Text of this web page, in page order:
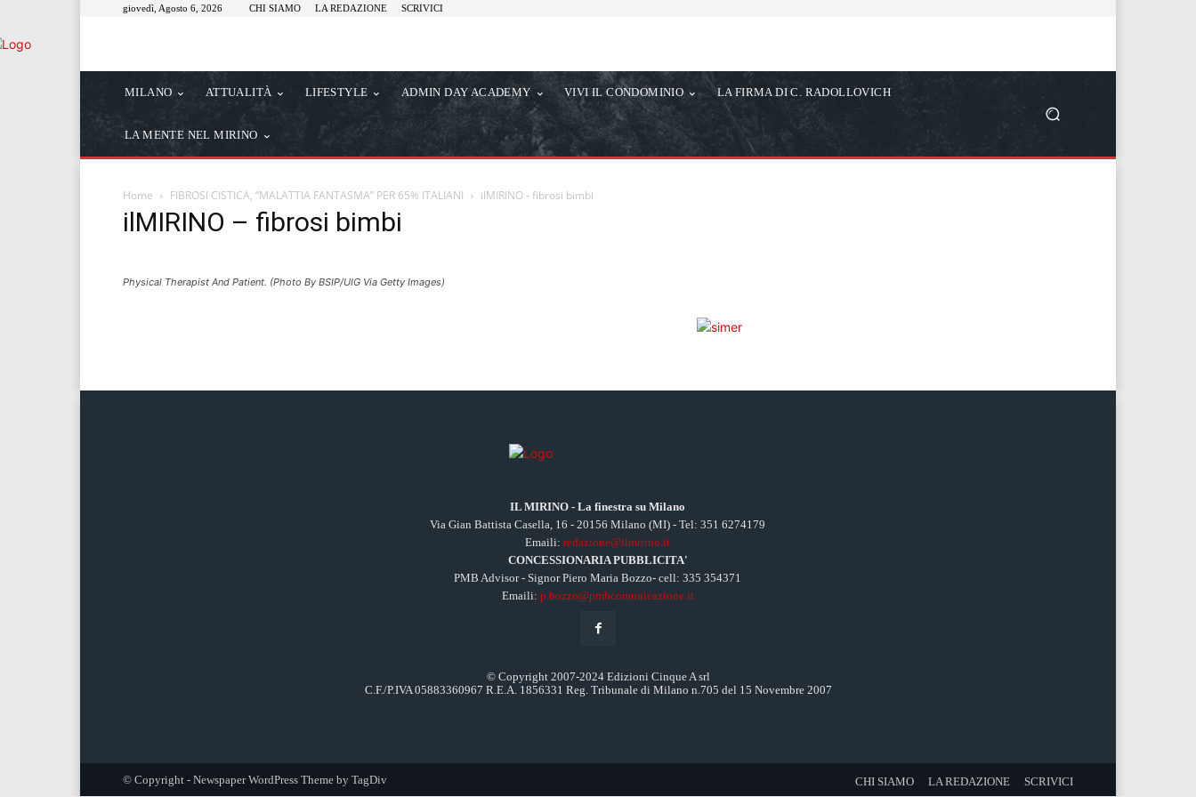
giovedì, Agosto 6, 2026 CHI SIAMO LA REDAZIONE SCRIVICI
MILANO ATTUALITÀ LIFESTYLE ADMIN DAY ACADEMY VIVI IL CONDOMINIO LA FIRMA DI C. RADOLLOVICH
LA MENTE NEL MIRINO
Home FIBROSI CISTICA, “MALATTIA FANTASMA” PER 65% ITALIANI ilMIRINO - fibrosi bimbi
ilMIRINO – fibrosi bimbi
Physical Therapist And Patient. (Photo By BSIP/UIG Via Getty Images)
IL MIRINO - La finestra su Milano
Via Gian Battista Casella, 16 - 20156 Milano (MI) - Tel: 351 6274179
Emaili:redazione@ilmirino.it
CONCESSIONARIA PUBBLICITA'
PMB Advisor - Signor Piero Maria Bozzo- cell: 335 354371
Emaili: p.bozzo@pmbcomunicazione.it
© Copyright 2007-2024 Edizioni Cinque A srl
C.F./P.IVA 05883360967 R.E.A. 1856331 Reg. Tribunale di Milano n.705 del 15 Novembre 2007
© Copyright - Newspaper WordPress Theme by TagDiv CHI SIAMO LA REDAZIONE SCRIVICI